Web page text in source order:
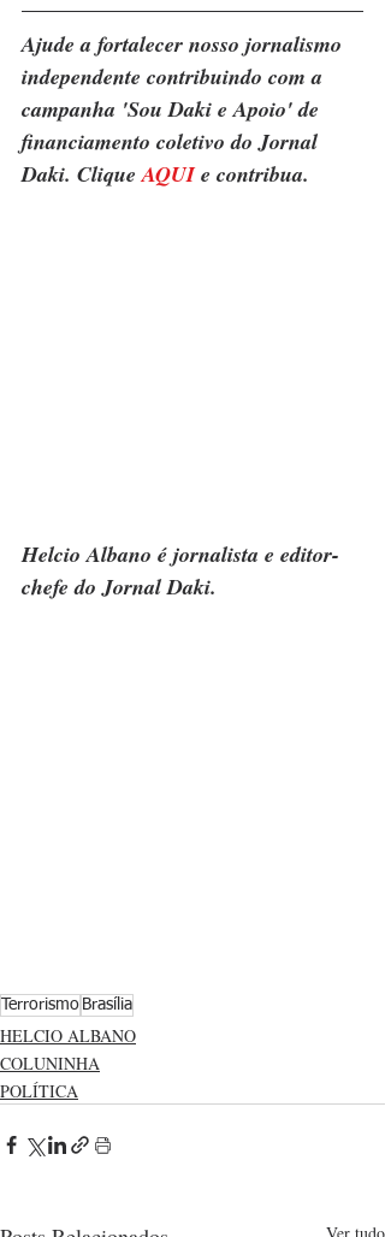
Ajude a fortalecer nosso jornalismo
independente contribuindo com a
campanha 'Sou Daki e Apoio' de
financiamento coletivo do Jornal
Daki. Clique AQUI e contribua.
Helcio Albano é jornalista e editor-
chefe do Jornal Daki.
Terrorismo Brasília
HELCIO ALBANO
COLUNINHA
POLÍTICA